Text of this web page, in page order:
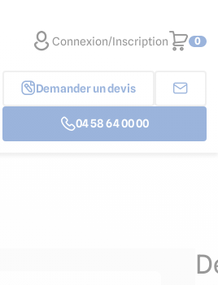
Demander un devis
04 58 64 00 00
Connexion/Inscription 0